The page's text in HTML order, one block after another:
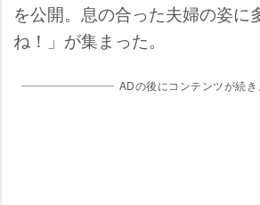
を公開。息の合った夫婦の姿に
ね！」が集まった。
ADの後にコンテンツが続き